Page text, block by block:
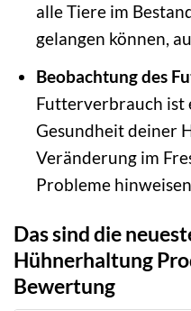
alle Tiere im
gelangen können,
Beobachtung des
Futterverbrauch
Gesundheit deiner
Veränderung im
Probleme
Das sind die
Hühnerhaltung
Bewertung